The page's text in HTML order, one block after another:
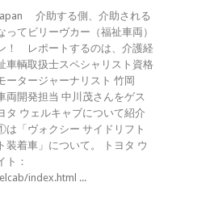
介助する側、介助される
ってビリーヴカー（福祉車両）
！ レポートするのは、介護経
車輌取扱士スペシャリスト資格
ータージャーナリスト 竹岡
両開発担当 中川茂さんをゲス
タ ウェルキャブについて紹介
は「ヴォクシー サイドリフト
装着車」について。 トヨタ ウ
ト：
index.html ...